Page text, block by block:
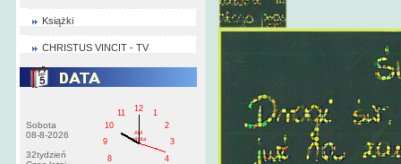
Książki
CHRISTUS VINCIT - TV
Sobota
08-8-2026
32tydzień
1
2
3
4
8
9
10
11
12
AM
sobota